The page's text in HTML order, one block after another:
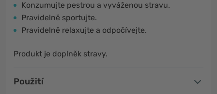
Konzumujte pestrou a vyváženou stravu.
Pravidelně sportujte.
Pravidelně relaxujte a odpočívejte.
Produkt je doplněk stravy.
Použití